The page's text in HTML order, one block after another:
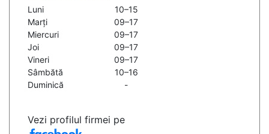
Luni
10–15
Marți
09–17
Miercuri
09–17
Joi
09–17
Vineri
09–17
Sâmbătă
10–16
Duminică
-
Vezi profilul firmei pe